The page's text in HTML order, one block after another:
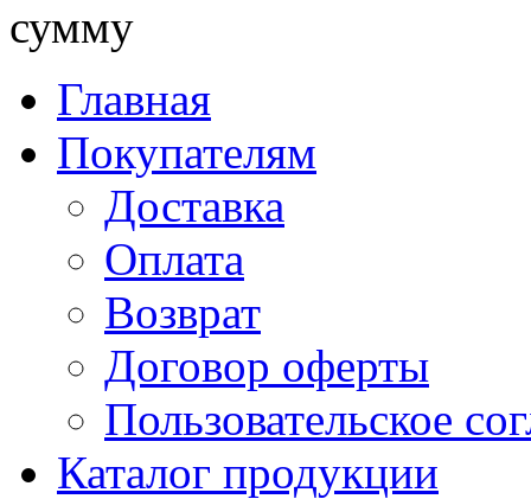
сумму
Главная
Покупателям
Доставка
Оплата
Возврат
Договор оферты
Пользовательское
Каталог продукции